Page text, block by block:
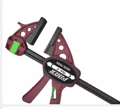
PIHER
Zwinge Quick Einhandzwinge
Extra 90 cm, (Stück)
37,50 €
lieferbar - in 2-3 Werktagen bei dir